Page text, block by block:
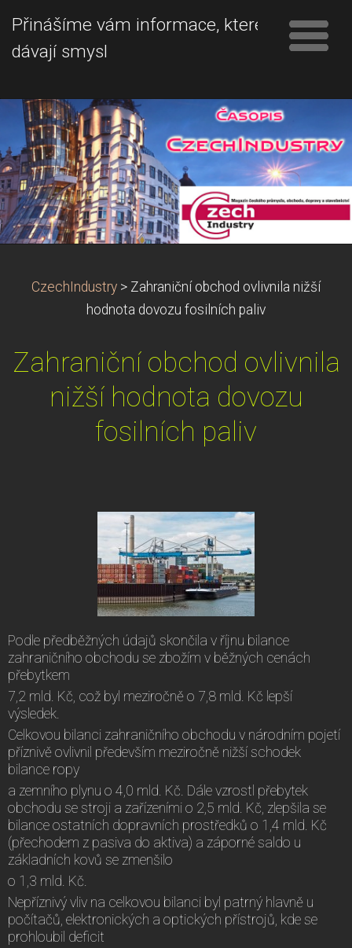
Přinášíme vám informace, které
dávají smysl
CzechIndustry > Zahraniční obchod ovlivnila nižší
hodnota dovozu fosilních paliv
Zahraniční obchod ovlivnila
nižší hodnota dovozu
fosilních paliv
Podle předběžných údajů skončila v říjnu bilance
zahraničního obchodu se zbožím v běžných cenách
přebytkem
7,2 mld. Kč, což byl meziročně o 7,8 mld. Kč lepší
výsledek.
Celkovou bilanci zahraničního obchodu v národním pojetí
příznivě ovlivnil především meziročně nižší schodek
bilance ropy
a zemního plynu o 4,0 mld. Kč. Dále vzrostl přebytek
obchodu se stroji a zařízeními o 2,5 mld. Kč, zlepšila se
bilance ostatních dopravních prostředků o 1,4 mld. Kč
(přechodem z pasiva do aktiva) a záporné saldo u
základních kovů se zmenšilo
o 1,3 mld. Kč.
Nepříznivý vliv na celkovou bilanci byl patrný hlavně u
počítačů, elektronických a optických přístrojů, kde se
prohloubil deficit